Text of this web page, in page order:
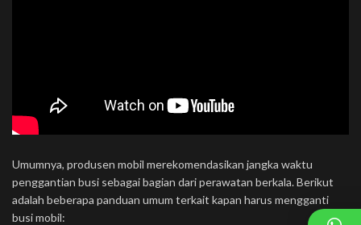
Umumnya, produsen mobil merekomendasikan jangka waktu
penggantian busi sebagai bagian dari perawatan berkala. Berikut
adalah beberapa panduan umum terkait kapan harus mengganti
busi mobil: